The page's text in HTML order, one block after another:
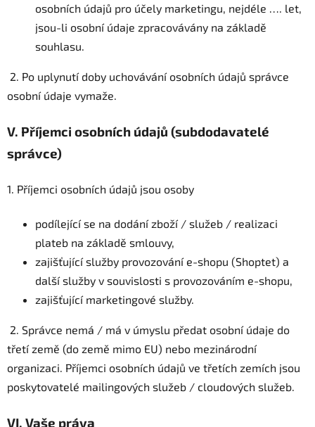
osobních údajů pro účely marketingu, nejdéle …. let,
jsou-li osobní údaje zpracovávány na základě
souhlasu.
2. Po uplynutí doby uchovávání osobních údajů správce
osobní údaje vymaže.
V. Příjemci osobních údajů (subdodavatelé
správce)
1. Příjemci osobních údajů jsou osoby
podílející se na dodání zboží / služeb / realizaci
plateb na základě smlouvy,
zajišťující služby provozování e-shopu (Shoptet) a
další služby v souvislosti s provozováním e-shopu,
zajišťující marketingové služby.
2. Správce nemá / má v úmyslu předat osobní údaje do
třetí země (do země mimo EU) nebo mezinárodní
organizaci. Příjemci osobních údajů ve třetích zemích jsou
poskytovatelé mailingových služeb / cloudových služeb.
VI. Vaše práva